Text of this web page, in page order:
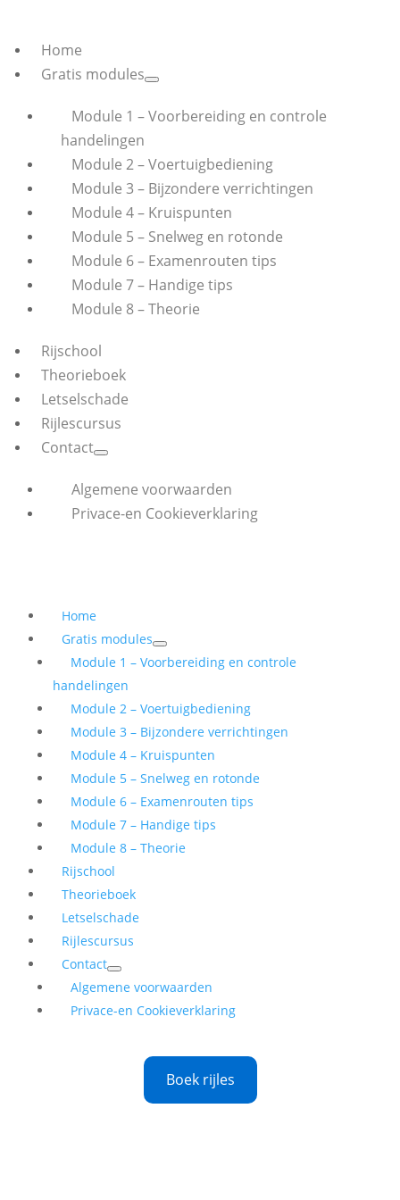
Home
Gratis modules
Module 1 – Voorbereiding en controle
handelingen
Module 2 – Voertuigbediening
Module 3 – Bijzondere verrichtingen
Module 4 – Kruispunten
Module 5 – Snelweg en rotonde
Module 6 – Examenrouten tips
Module 7 – Handige tips
Module 8 – Theorie
Rijschool
Theorieboek
Letselschade
Rijlescursus
Contact
Algemene voorwaarden
Privace-en Cookieverklaring
Home
Gratis modules
Module 1 – Voorbereiding en controle
handelingen
Module 2 – Voertuigbediening
Module 3 – Bijzondere verrichtingen
Module 4 – Kruispunten
Module 5 – Snelweg en rotonde
Module 6 – Examenrouten tips
Module 7 – Handige tips
Module 8 – Theorie
Rijschool
Theorieboek
Letselschade
Rijlescursus
Contact
Algemene voorwaarden
Privace-en Cookieverklaring
Boek rijles